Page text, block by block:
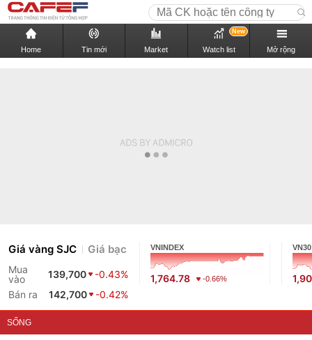
Home Tin mới Market Watch list
New
Mở rộng
Giá vàng SJC Giá bạc
Mua
vào
139,700
-0.43%
Bán ra
142,700 -0.42%
VNINDEX
1,764.78 -0.66%
VN30
SỐNG